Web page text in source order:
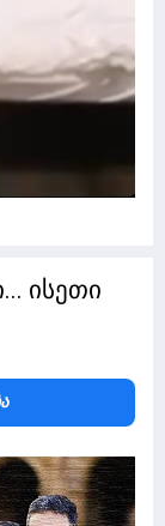
ისეთი